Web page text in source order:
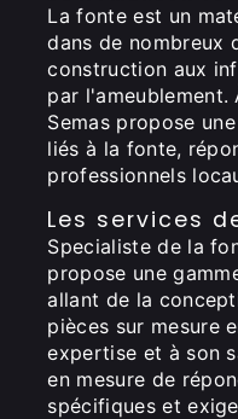
La fonte est un
dans de nombreux
construction aux
par
Semas propose
liés à la fonte,
professionnels
Les services
Specialiste de la
propose une
allant de la
pièces sur mesure
expertise et à son
en mesure de
spécifiques et